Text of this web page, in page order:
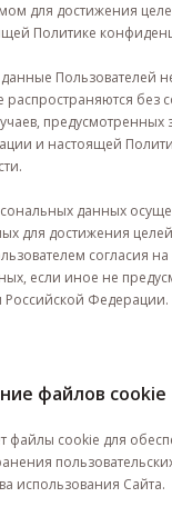
для достижения
Политике
Пользователей
без
предусмотренных
и настоящей
данных
для достижения
согласия
если иное не
Российской Федерации.
файлов cookie
файлы cookie для
использования Сайта.